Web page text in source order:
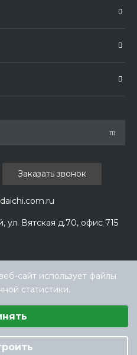
ул. Вятская д.70, офис 715
Заказать звонок
в РФ
сайт использует файлы
статистики.